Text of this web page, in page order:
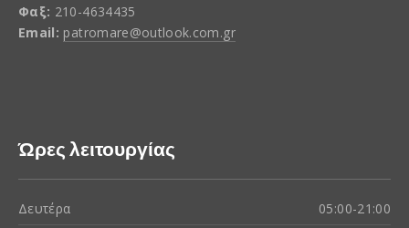
Φαξ: 210-4634435
Email: patromare@outlook.com.gr
Ώρες λειτουργίας
Δευτέρα
05:00-21:00